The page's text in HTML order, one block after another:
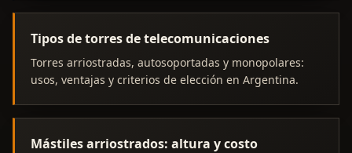
Tipos de torres de telecomunicaciones
Torres arriostradas, autosoportadas y monopolares:
usos, ventajas y criterios de elección en Argentina.
Mástiles arriostrados: altura y costo